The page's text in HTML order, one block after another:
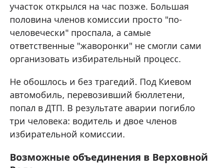
участок открылся на час позже. Большая
половина членов комиссии просто "по-
человечески" проспала, а самые
ответственные "жаворонки" не смогли сами
организовать избирательный процесс.
Не обошлось и без трагедий. Под Киевом
автомобиль, перевозивший бюллетени,
попал в ДТП. В результате аварии погибло
три человека: водитель и двое членов
избирательной комиссии.
Возможные объединения в Верховной